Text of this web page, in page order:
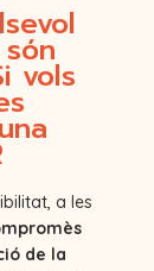
vols
a les
de la